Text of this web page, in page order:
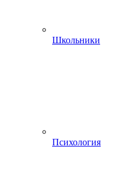
Школьники
Психология